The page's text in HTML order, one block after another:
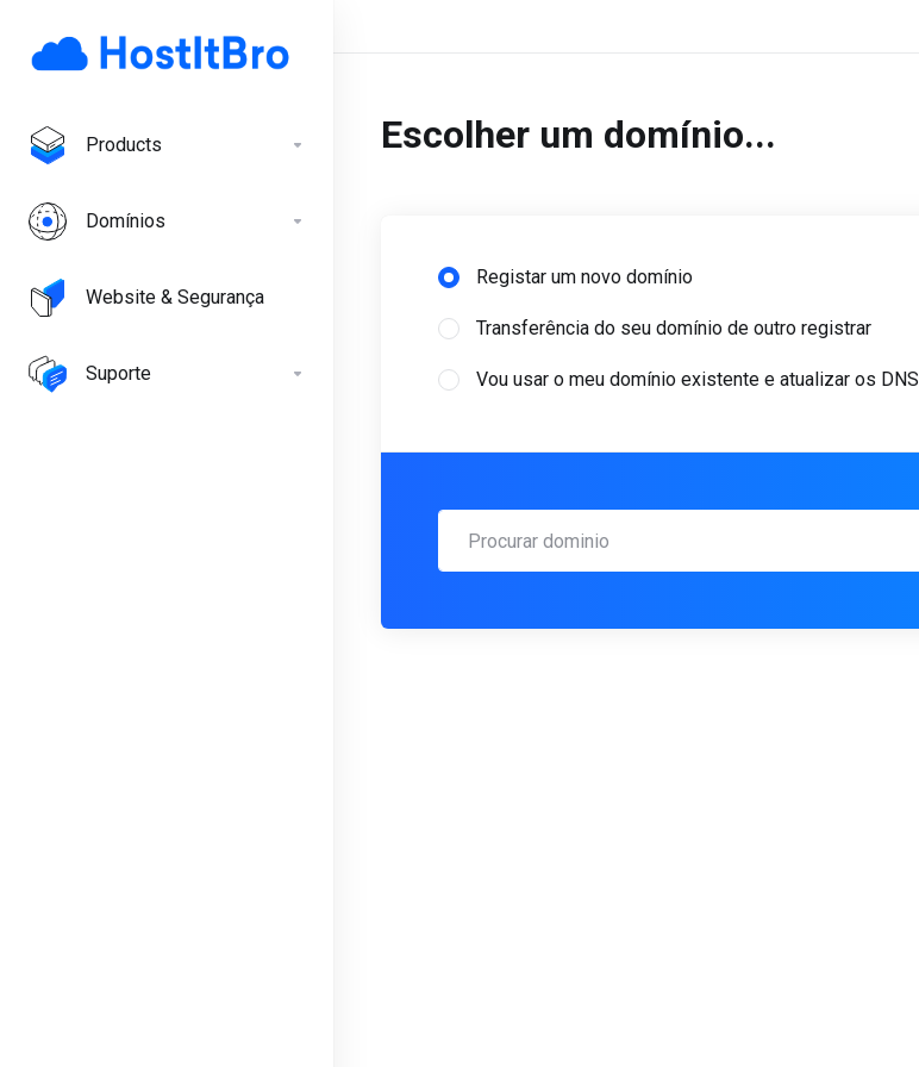
Products
Domínios
Website & Segurança
Suporte
Escolher um domínio...
Registar um novo domínio
Transferência do seu domínio de outro registrar
Vou usar o meu domínio existente e atualizar os DNS